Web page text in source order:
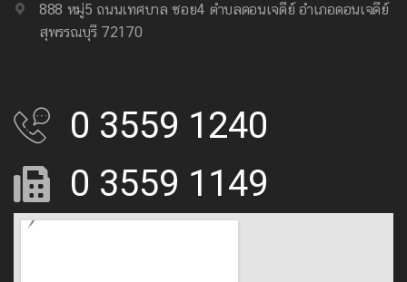
888 หมู่5 ถนนเทศบาล ซอย4 ตำบลดอนเจดีย์ อำเภอดอนเจดีย์
สุพรรณบุรี 72170
0 3559 1240
0 3559 1149